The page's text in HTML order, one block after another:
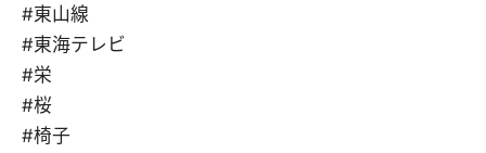
#東山線
#東海テレビ
#栄
#桜
#椅子